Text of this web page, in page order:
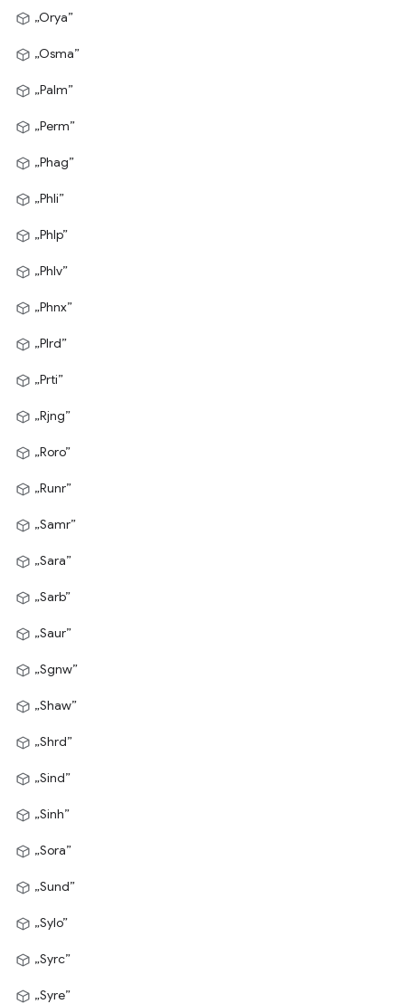
„Orya”
„Osma”
„Palm”
„Perm”
„Phag”
„Phli”
„Phlp”
„Phlv”
„Phnx”
„Plrd”
„Prti”
„Rjng”
„Roro”
„Runr”
„Samr”
„Sara”
„Sarb”
„Saur”
„Sgnw”
„Shaw”
„Shrd”
„Sind”
„Sinh”
„Sora”
„Sund”
„Sylo”
„Syrc”
„Syre”